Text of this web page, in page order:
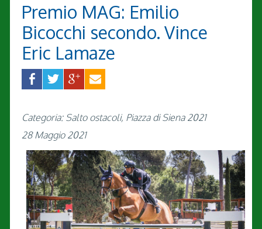
Premio MAG: Emilio
Bicocchi secondo. Vince
Eric Lamaze
Categoria: Salto ostacoli, Piazza di Siena 2021
28 Maggio 2021